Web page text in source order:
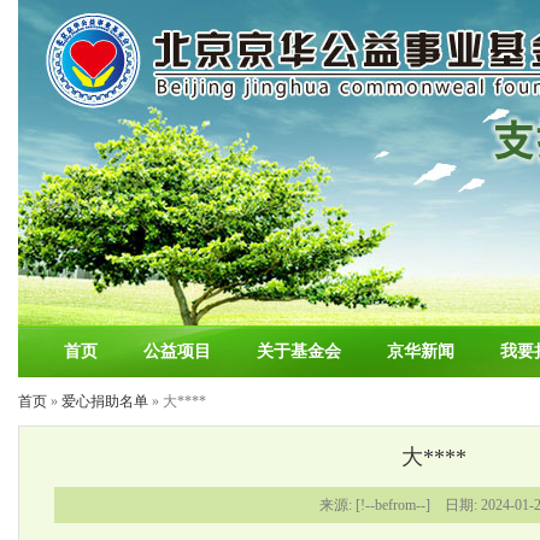
首页 公益项目 关于基金会 京华新闻 我要
首页 » 爱心捐助名单 » 大****
大****
来源: [!--befrom--] 日期: 2024-01-